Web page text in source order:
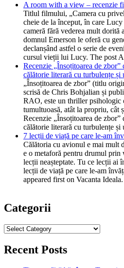
A room with a view – recenzie
Titlul filmului, „Camera cu
cheie de la început, în care
cameră fără vederea mult dorită
domnul Emerson le oferă cu
declanșând astfel o serie de
cursul vieții lui Lucy. The post
Recenzie „Însoțitoarea de
călătorie literară cu turbulențe și
„Însoțitoarea de zbor” (titlu
scrisă de Chris Bohjalian și
RAO, este un thriller psihologic
tumultuoasă, atât la propriu, cât
Recenzie „Însoțitoarea de
călătorie literară cu turbulențe
7 lecții de viață pe care le-am
Călătoria cu avionul e mai mult
e o metaforă pentru drumul prin
lecții neașteptate. Tu ce lecții ai
lecții de viață pe care le-am
appeared first on Vacanta Ideala.
Categorii
Categorii
Recent Posts